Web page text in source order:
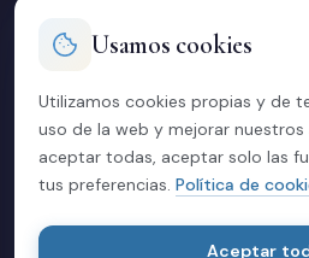
contacto@soriacasas.com
Legal
Política de privacidad
Aviso legal
Usamos cookies
Utilizamos cookies propias y de
uso de la web y mejorar nuestros
aceptar todas, aceptar solo las
tus preferencias. Política de
Aceptar